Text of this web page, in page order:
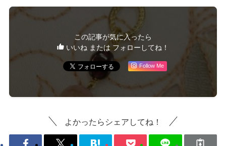
この記事が気に入ったら
いいね または フォローしてね！
Follow Me
よかったらシェアしてね！